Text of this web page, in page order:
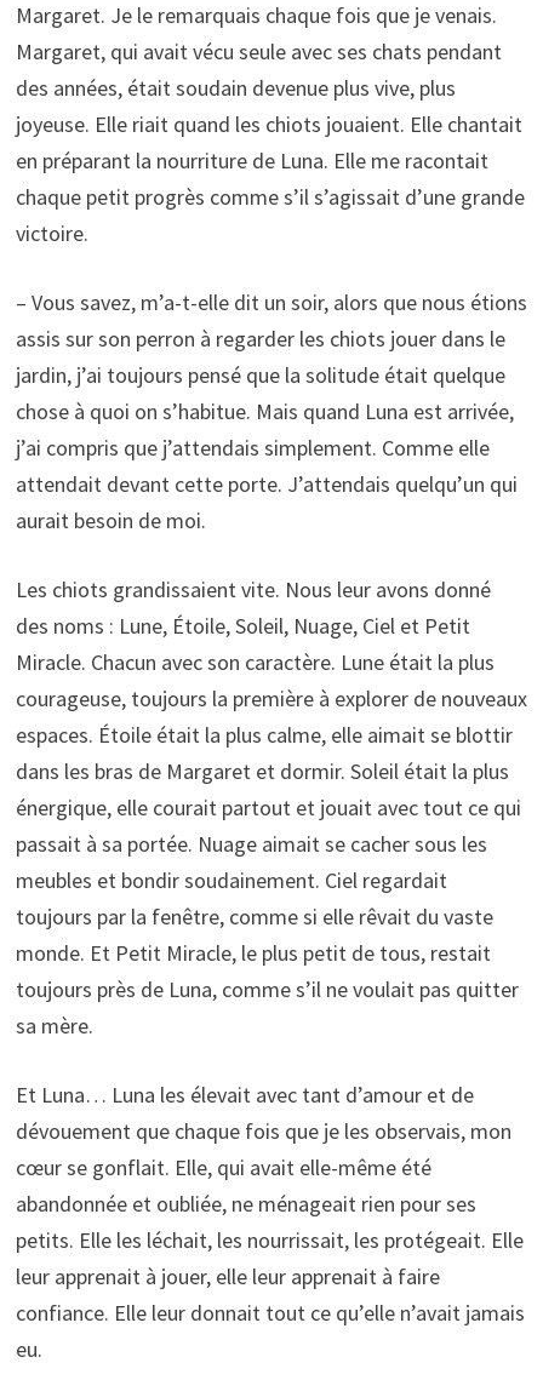
Margaret. Je le remarquais chaque fois que je venais.
Margaret, qui avait vécu seule avec ses chats pendant
des années, était soudain devenue plus vive, plus
joyeuse. Elle riait quand les chiots jouaient. Elle chantait
en préparant la nourriture de Luna. Elle me racontait
chaque petit progrès comme s’il s’agissait d’une grande
victoire.
– Vous savez, m’a-t-elle dit un soir, alors que nous étions
assis sur son perron à regarder les chiots jouer dans le
jardin, j’ai toujours pensé que la solitude était quelque
chose à quoi on s’habitue. Mais quand Luna est arrivée,
j’ai compris que j’attendais simplement. Comme elle
attendait devant cette porte. J’attendais quelqu’un qui
aurait besoin de moi.
Les chiots grandissaient vite. Nous leur avons donné
des noms : Lune, Étoile, Soleil, Nuage, Ciel et Petit
Miracle. Chacun avec son caractère. Lune était la plus
courageuse, toujours la première à explorer de nouveaux
espaces. Étoile était la plus calme, elle aimait se blottir
dans les bras de Margaret et dormir. Soleil était la plus
énergique, elle courait partout et jouait avec tout ce qui
passait à sa portée. Nuage aimait se cacher sous les
meubles et bondir soudainement. Ciel regardait
toujours par la fenêtre, comme si elle rêvait du vaste
monde. Et Petit Miracle, le plus petit de tous, restait
toujours près de Luna, comme s’il ne voulait pas quitter
sa mère.
Et Luna… Luna les élevait avec tant d’amour et de
dévouement que chaque fois que je les observais, mon
cœur se gonflait. Elle, qui avait elle-même été
abandonnée et oubliée, ne ménageait rien pour ses
petits. Elle les léchait, les nourrissait, les protégeait. Elle
leur apprenait à jouer, elle leur apprenait à faire
confiance. Elle leur donnait tout ce qu’elle n’avait jamais
eu.